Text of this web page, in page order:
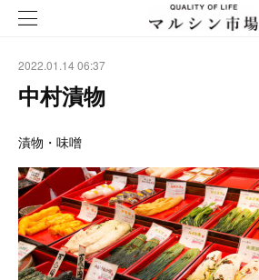
2022.01.14 06:37
中村漬物
漬物・味噌